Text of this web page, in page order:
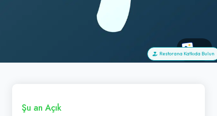
+0
Restorana Katkıda Bulun
Şu an Açık